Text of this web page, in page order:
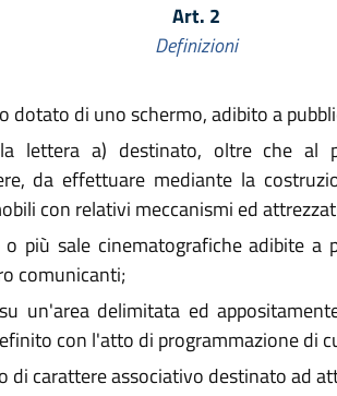
Art. 2
Definizioni
dotato di uno schermo, adibito a
lettera a) destinato, oltre che al
da effettuare mediante la
con relativi meccanismi ed
più sale cinematografiche adibite a
comunicanti;
un'area delimitata ed
con l'atto di programmazione di
di carattere associativo destinato ad